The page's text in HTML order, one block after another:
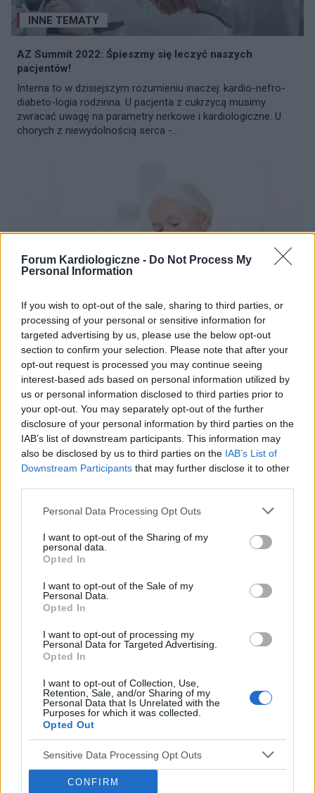
Forum Kardiologiczne - Do Not Process My
Personal Information
If you wish to opt-out of the sale, sharing to third parties, or
processing of your personal or sensitive information for
targeted advertising by us, please use the below opt-out
section to confirm your selection. Please note that after your
opt-out request is processed you may continue seeing
interest-based ads based on personal information utilized by
us or personal information disclosed to third parties prior to
your opt-out. You may separately opt-out of the further
disclosure of your personal information by third parties on the
IAB’s list of downstream participants. This information may
also be disclosed by us to third parties on the IAB’s List of
Downstream Participants that may further disclose it to other
Personal Data Processing Opt Outs
I want to opt-out of the Sharing of my
personal data.
Opted In
I want to opt-out of the Sale of my
Personal Data.
Opted In
I want to opt-out of processing my
Personal Data for Targeted Advertising.
Opted In
I want to opt-out of Collection, Use,
Retention, Sale, and/or Sharing of my
Personal Data that Is Unrelated with the
Purposes for which it was collected.
Opted Out
Sensitive Data Processing Opt Outs
CONFIRM
INNE TEMATY
AZ Summit 2022: Śpieszmy się leczyć naszych
pacjentów!
Interna to w dzisiejszym rozumieniu inaczej: kardio-nefro-
diabeto-logia rodzinna. U pacjenta z cukrzycą musimy
zwracać uwagę na parametry nerkowe i kardiologiczne. U
chorych z niewydolnością serca -...
INNE TEMATY
Osoby z cukrzycą typu 2 i z powikłaniami sercowo-
naczyniowymi czekają na rozszerzenie refundacji
nowoczesnych terapii
Jedna z największych pandemii niezakaźnych ludzkości -
cukrzyca, nabiera w naszym kraju rozpędu. Obecnie chorują
na nią ponad trzy miliony Polaków, a ich liczba wzrasta o 3,7
proc. rocznie. 80-90...
INNE TEMATY
Stopa cukrzycowa – powikłanie cukrzycy, któremu
można zapobiegać
Stopa cukrzycowa to jedno z bardzo groźnych, możliwych
do wystąpienia, powikłań cukrzycy – niejednokrotnie zdarza
się konieczność dokonania amputacji stopy pacjenta, u